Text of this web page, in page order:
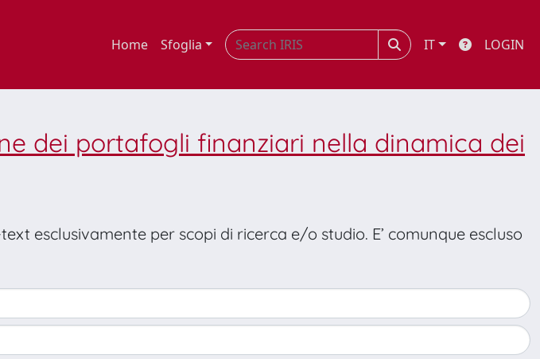
Home Sfoglia IT LOGIN
dei portafogli finanziari nella dinamica dei
esclusivamente per scopi di ricerca e/o studio. E’ comunque escluso